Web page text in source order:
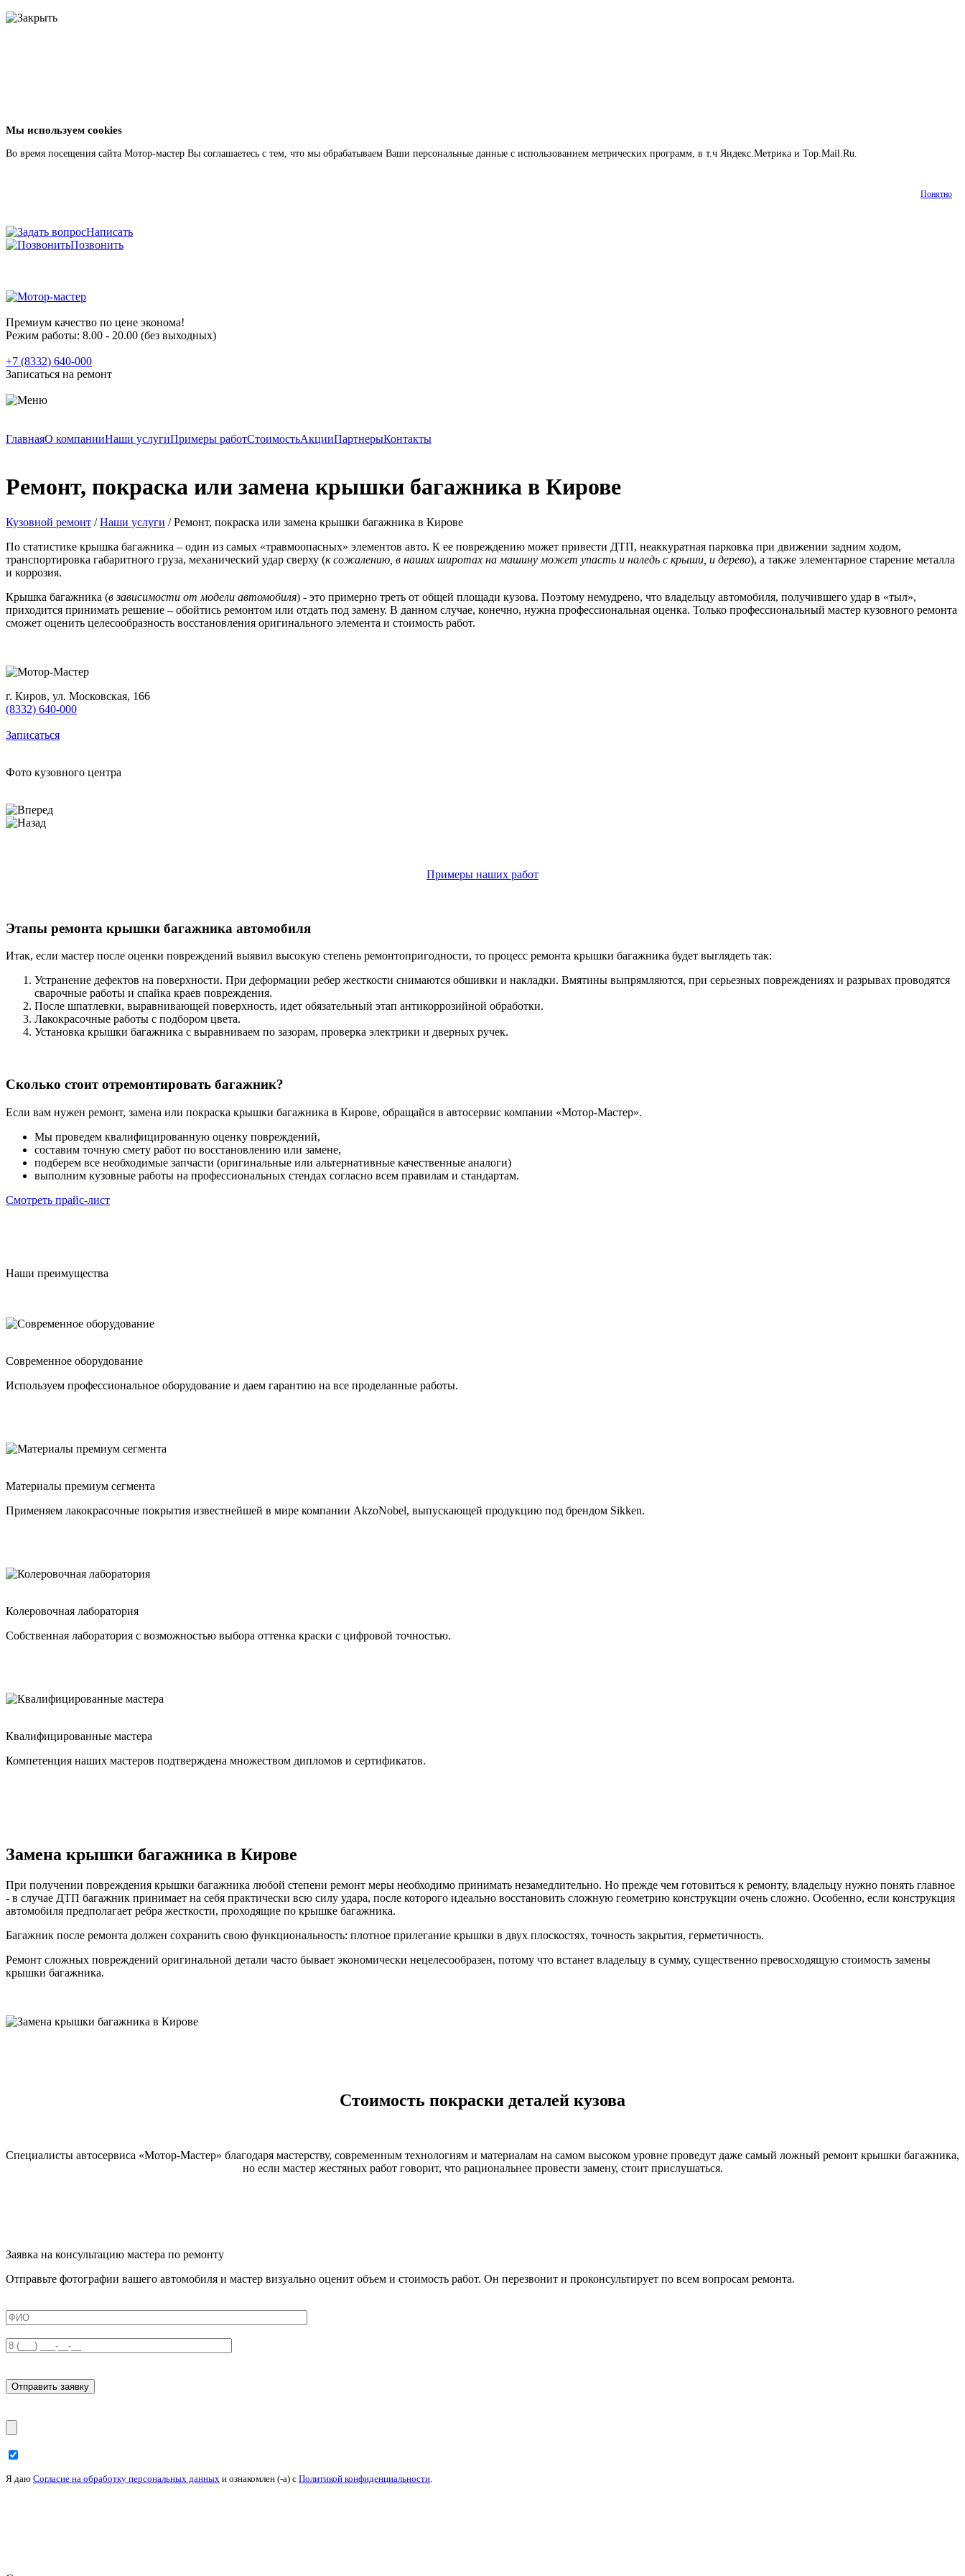
Мы используем cookies
Во время посещения сайта Мотор-мастер Вы соглашаетесь с тем, что мы обрабатываем Ваши персональные данные с использованием метрических программ, в т.ч Яндекс.Метрика и Top.Mail.Ru.
Понятно
Написать
Позвонить
Премиум качество по цене эконома!
Режим работы: 8.00 - 20.00 (без выходных)
+7 (8332) 640-000
Записаться на ремонт
ГлавнаяО компанииНаши услугиПримеры работСтоимостьАкцииПартнерыКонтакты
Ремонт, покраска или замена крышки багажника в Кирове
Кузовной ремонт / Наши услуги /Ремонт, покраска или замена крышки багажника в Кирове
По статистике крышка багажника – один из самых «травмоопасных» элементов авто. К ее повреждению может привести ДТП, неаккуратная парковка при движении задним ходом,
транспортировка габаритного груза, механический удар сверху (к сожалению, в наших широтах на машину может упасть и наледь с крыши, и дерево), а также элементарное старение металла
и коррозия.
Крышка багажника (в зависимости от модели автомобиля) - это примерно треть от общей площади кузова. Поэтому немудрено, что владельцу автомобиля, получившего удар в «тыл»,
приходится принимать решение – обойтись ремонтом или отдать под замену. В данном случае, конечно, нужна профессиональная оценка. Только профессиональный мастер кузовного ремонта
сможет оценить целесообразность восстановления оригинального элемента и стоимость работ.
г. Киров, ул. Московская, 166
(8332) 640-000
Записаться
Фото кузовного центра
Примеры наших работ
Этапы ремонта крышки багажника автомобиля
Итак, если мастер после оценки повреждений выявил высокую степень ремонтопригодности, то процесс ремонта крышки багажника будет выглядеть так:
Устранение дефектов на поверхности. При деформации ребер жесткости снимаются обшивки и накладки. Вмятины выпрямляются, при серьезных повреждениях и разрывах проводятся
сварочные работы и спайка краев повреждения.
После шпатлевки, выравнивающей поверхность, идет обязательный этап антикоррозийной обработки.
Лакокрасочные работы с подбором цвета.
Установка крышки багажника с выравниваем по зазорам, проверка электрики и дверных ручек.
Сколько стоит отремонтировать багажник?
Если вам нужен ремонт, замена или покраска крышки багажника в Кирове, обращайся в автосервис компании «Мотор-Мастер».
Мы проведем квалифицированную оценку повреждений,
составим точную смету работ по восстановлению или замене,
подберем все необходимые запчасти (оригинальные или альтернативные качественные аналоги)
выполним кузовные работы на профессиональных стендах согласно всем правилам и стандартам.
Смотреть прайс-лист
Наши преимущества
Современное оборудование
Используем профессиональное оборудование и даем гарантию на все проделанные работы.
Материалы премиум сегмента
Применяем лакокрасочные покрытия известнейшей в мире компании AkzoNobel, выпускающей продукцию под брендом Sikken.
Колеровочная лаборатория
Собственная лаборатория с возможностью выбора оттенка краски с цифровой точностью.
Квалифицированные мастера
Компетенция наших мастеров подтверждена множеством дипломов и сертификатов.
Замена крышки багажника в Кирове
При получении повреждения крышки багажника любой степени ремонт меры необходимо принимать незамедлительно. Но прежде чем готовиться к ремонту, владельцу нужно понять главное
- в случае ДТП багажник принимает на себя практически всю силу удара, после которого идеально восстановить сложную геометрию конструкции очень сложно. Особенно, если конструкция
автомобиля предполагает ребра жесткости, проходящие по крышке багажника.
Багажник после ремонта должен сохранить свою функциональность: плотное прилегание крышки в двух плоскостях, точность закрытия, герметичность.
Ремонт сложных повреждений оригинальной детали часто бывает экономически нецелесообразен, потому что встанет владельцу в сумму, существенно превосходящую стоимость замены
крышки багажника.
Стоимость покраски деталей кузова
Специалисты автосервиса «Мотор-Мастер» благодаря мастерству, современным технологиям и материалам на самом высоком уровне проведут даже самый ложный ремонт крышки багажника,
но если мастер жестяных работ говорит, что рациональнее провести замену, стоит прислушаться.
Заявка на консультацию мастера по ремонту
Отправьте фотографии вашего автомобиля и мастер визуально оценит объем и стоимость работ. Он перезвонит и проконсультирует по всем вопросам ремонта.
Я даю Согласие на обработку персональных данных и ознакомлен (-а) c Политикой конфиденциальности.